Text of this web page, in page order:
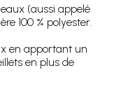
(aussi appelé
100 % polyester.
en apportant un
en plus de